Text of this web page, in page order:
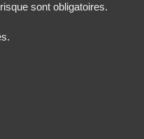
sont obligatoires.